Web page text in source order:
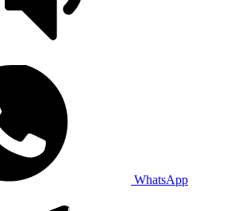
WhatsApp